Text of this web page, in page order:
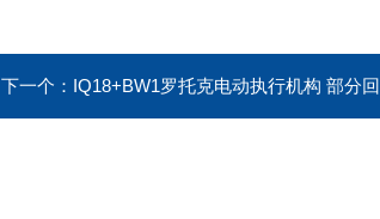
下一个： IQ18+BW1罗托克电动执行机构 部分回转阀门电动装置